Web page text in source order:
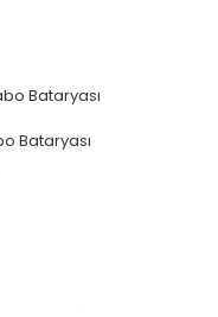
Bataryası